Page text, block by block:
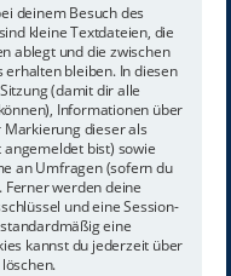
deinem Besuch des
kleine Textdateien, die
ablegt und die zwischen
bleiben. In diesen
(damit dir alle
Informationen über
dieser als
bist) sowie
an Umfragen (sofern du
werden deine
und eine Session-
eine
kannst du jederzeit über